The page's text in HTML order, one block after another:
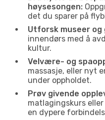
høysesongen:
det du sparer på
Utforsk museer og
innendørs med å
kultur.
Velvære- og
massasje, eller nyt
under oppholdet.
Prøv givende
matlagingskurs
en dypere